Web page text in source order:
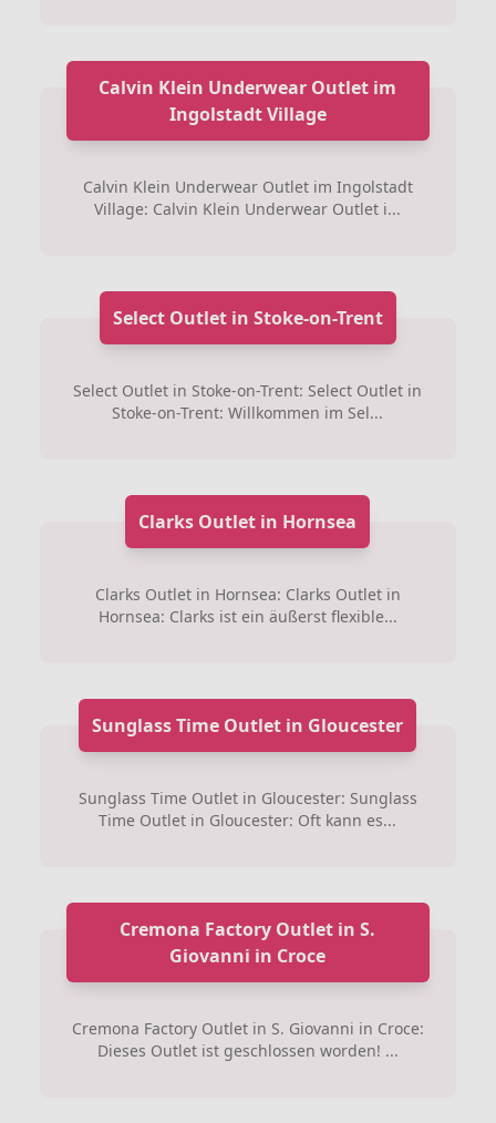
Calvin Klein Underwear Outlet im
Ingolstadt Village
Calvin Klein Underwear Outlet im Ingolstadt
Village: Calvin Klein Underwear Outlet i...
Select Outlet in Stoke-on-Trent
Select Outlet in Stoke-on-Trent: Select Outlet in
Stoke-on-Trent: Willkommen im Sel...
Clarks Outlet in Hornsea
Clarks Outlet in Hornsea: Clarks Outlet in
Hornsea: Clarks ist ein äußerst flexible...
Sunglass Time Outlet in Gloucester
Sunglass Time Outlet in Gloucester: Sunglass
Time Outlet in Gloucester: Oft kann es...
Cremona Factory Outlet in S.
Giovanni in Croce
Cremona Factory Outlet in S. Giovanni in Croce:
Dieses Outlet ist geschlossen worden! ...